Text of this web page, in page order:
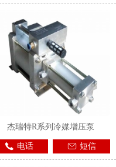
杰瑞特R系列冷媒增压泵
电话 短信